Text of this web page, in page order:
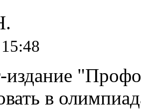
издание
в